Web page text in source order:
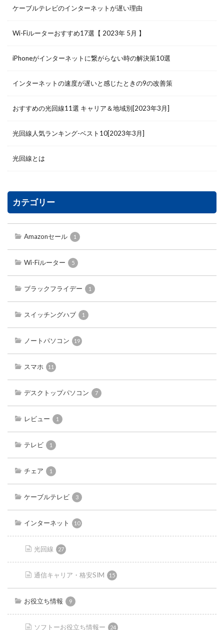
ケーブルテレビのインターネットが遅い理由
Wi-Fiルーターおすすめ17選【 2023年 5月 】
iPhoneがインターネットに繋がらない時の解決策10選
インターネットの速度が遅いと感じたときの9の改善策
おすすめの光回線11選 キャリア＆地域別[2023年3月]
光回線人気ランキング-ベスト10[2023年3月]
光回線とは
カテゴリー
Amazonセール 1
Wi-Fiルーター 5
ブラックフライデー 1
スイッチングハブ 1
ノートパソコン 19
スマホ 11
デスクトップパソコン 7
レビュー 1
テレビ 1
チェア 1
ケーブルテレビ 3
インターネット 10
光回線 27
通信キャリア・格安SIM 15
お役立ち情報 9
ソフトーお役立ち情報ー 24